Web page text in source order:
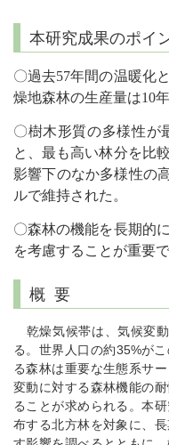
本研究成果のポイ
〇過去57年間の温暖化
燥地森林の生産量は10
〇樹木形質の多様性が
と、最も高い林分を比
影響下のなか多様性の
ルで維持された。
〇森林の機能を長期的
を考慮することが重要で
概 要
乾燥気候帯は、気候変
る。世界人口の約35%が
る森林は重要な生態系サ
変動に対する森林機能の
ることが求められる。本
布する北方林を対象に、